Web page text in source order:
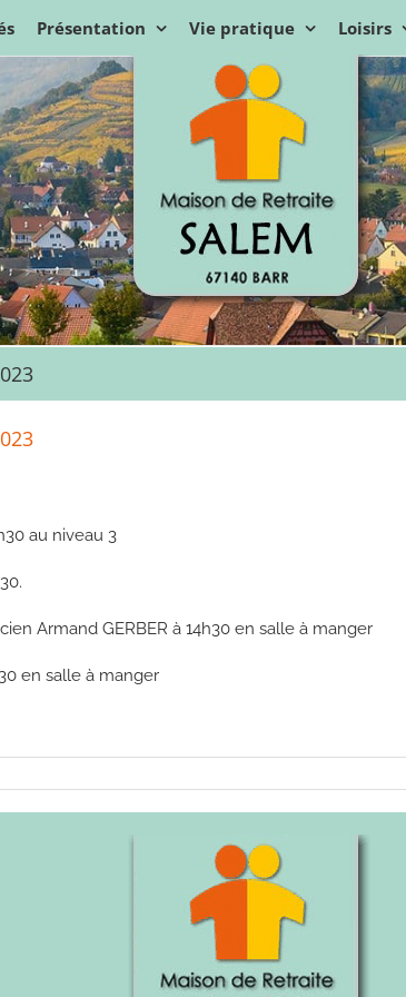
Présentation Vie pratique Loisirs
au niveau 3
Armand GERBER à 14h30 en salle à manger
en salle à manger